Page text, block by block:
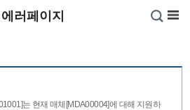
에러페이지
는 현재 매체[MDA00004]에 대해 지원하